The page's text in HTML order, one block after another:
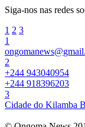
Siga-nos nas redes
1 2 3
1
2
+244 943040954
+244 918396203
3
Cidade do Kilamba